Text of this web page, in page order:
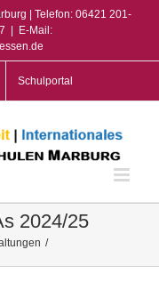
| Telefon: 06421 201-
E-Mail:
Schulportal
2024/25
/